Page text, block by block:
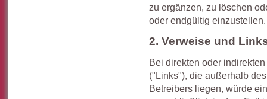
zu ergänzen, zu löschen
oder endgültig einzustellen.
2. Verweise und
Bei direkten oder
("Links"), die außerhalb
Betreibers liegen, würde